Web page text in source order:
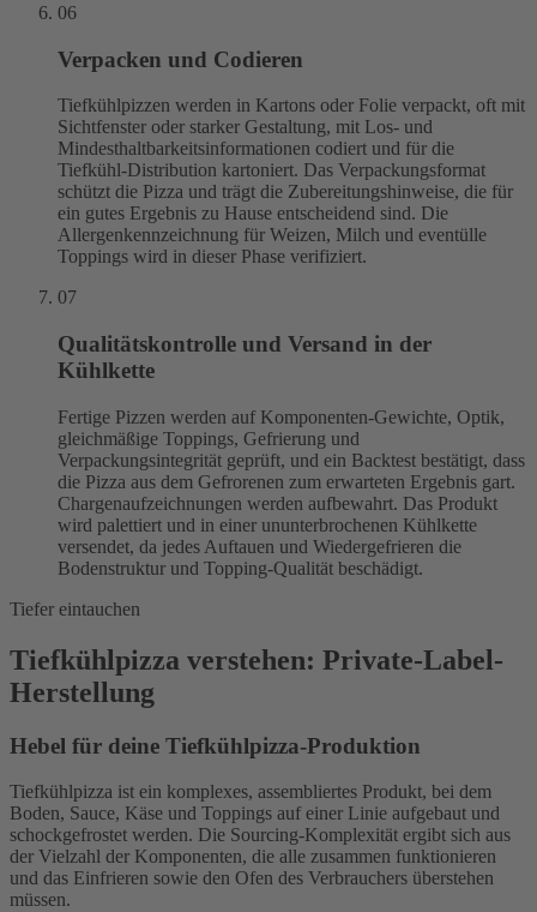
06
Verpacken und Codieren
Tiefkühlpizzen werden in Kartons oder Folie verpackt, oft mit
Sichtfenster oder starker Gestaltung, mit Los- und
Mindesthaltbarkeitsinformationen codiert und für die
Tiefkühl-Distribution kartoniert. Das Verpackungsformat
schützt die Pizza und trägt die Zubereitungshinweise, die für
ein gutes Ergebnis zu Hause entscheidend sind. Die
Allergenkennzeichnung für Weizen, Milch und eventülle
Toppings wird in dieser Phase verifiziert.
07
Qualitätskontrolle und Versand in der
Kühlkette
Fertige Pizzen werden auf Komponenten-Gewichte, Optik,
gleichmäßige Toppings, Gefrierung und
Verpackungsintegrität geprüft, und ein Backtest bestätigt, dass
die Pizza aus dem Gefrorenen zum erwarteten Ergebnis gart.
Chargenaufzeichnungen werden aufbewahrt. Das Produkt
wird palettiert und in einer ununterbrochenen Kühlkette
versendet, da jedes Auftauen und Wiedergefrieren die
Bodenstruktur und Topping-Qualität beschädigt.
Tiefer eintauchen
Tiefkühlpizza verstehen: Private-Label-
Herstellung
Hebel für deine Tiefkühlpizza-Produktion
Tiefkühlpizza ist ein komplexes, assembliertes Produkt, bei dem
Boden, Sauce, Käse und Toppings auf einer Linie aufgebaut und
schockgefrostet werden. Die Sourcing-Komplexität ergibt sich aus
der Vielzahl der Komponenten, die alle zusammen funktionieren
und das Einfrieren sowie den Ofen des Verbrauchers überstehen
müssen.